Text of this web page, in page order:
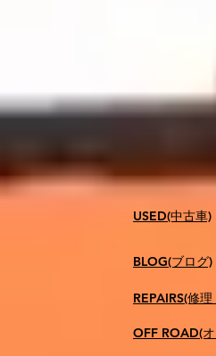
USED(中古車)
BLOG(ブログ)
REPAIRS(修
OFF ROAD(